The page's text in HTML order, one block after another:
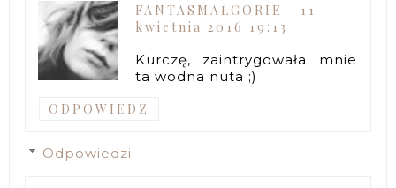
FANTASMAŁGORIE
11
kwietnia 2016 19:13
Kurczę, zaintrygowała mnie
ta wodna nuta ;)
ODPOWIEDZ
Odpowiedzi